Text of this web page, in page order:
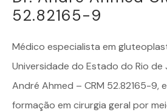
52.82165-9
Médico especialista em
Universidade do Estado do Rio de
André Ahmed – CRM 52.82165-9,
formação em cirurgia geral por